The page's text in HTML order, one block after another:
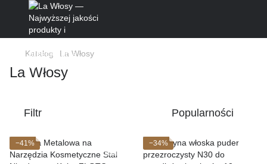
Katalog La Włosy
La Włosy
Filtr Popularności
−41% −34%